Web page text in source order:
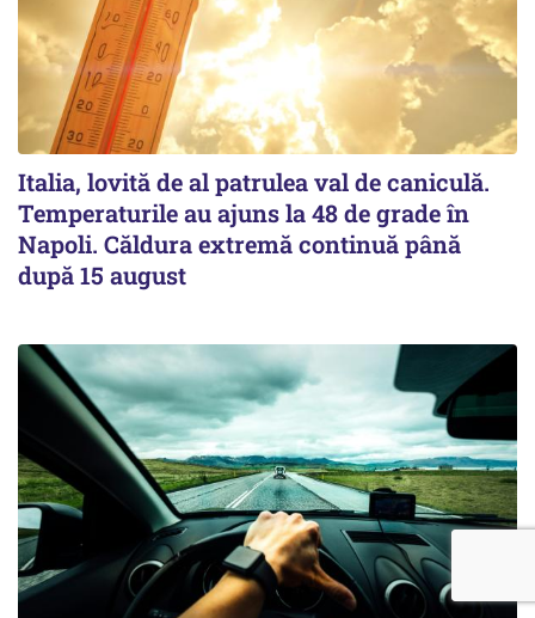
Italia, lovită de al patrulea val de caniculă.
Temperaturile au ajuns la 48 de grade în
Napoli. Căldura extremă continuă până
după 15 august